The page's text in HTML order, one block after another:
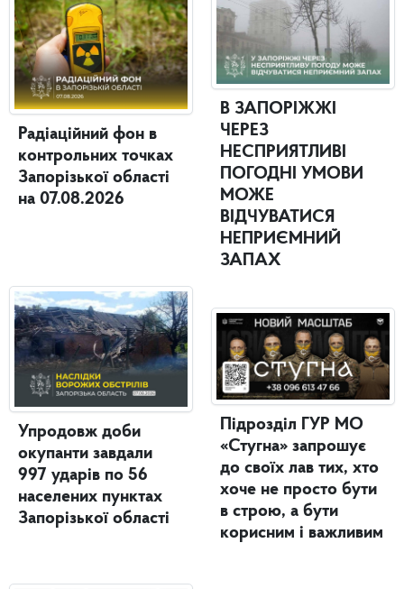
Радіаційний фон в
контрольних точках
Запорізької області
на 07.08.2026
Упродовж доби
окупанти завдали
997 ударів по 56
населених пунктах
Запорізької області
В ЗАПОРІЖЖІ
ЧЕРЕЗ
НЕСПРИЯТЛИВІ
ПОГОДНІ УМОВИ
МОЖЕ
ВІДЧУВАТИСЯ
НЕПРИЄМНИЙ
ЗАПАХ
Підрозділ ГУР МО
«Стугна» запрошує
до своїх лав тих, хто
хоче не просто бути
в строю, а бути
корисним і важливим